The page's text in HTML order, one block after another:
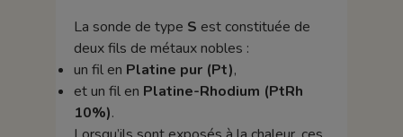
La sonde de type S est constituée de
deux fils de métaux nobles :
un fil en Platine pur (Pt),
et un fil en Platine-Rhodium (PtRh
10%).